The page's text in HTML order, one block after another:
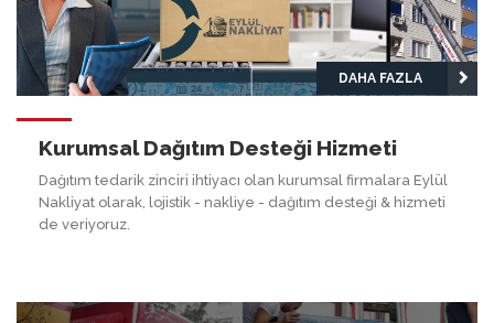
DAHA FAZLA
Kurumsal Dağıtım Desteği Hizmeti
Dağıtım tedarik zinciri ihtiyacı olan kurumsal firmalara Eylül
Nakliyat olarak, lojistik - nakliye - dağıtım desteği & hizmeti
de veriyoruz.